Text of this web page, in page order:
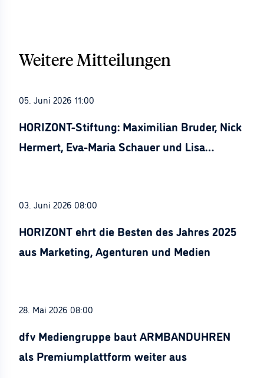
Weitere Mitteilungen
05. Juni 2026 11:00
HORIZONT-Stiftung: Maximilian Bruder, Nick
Hermert, Eva-Maria Schauer und Lisa
03. Juni 2026 08:00
HORIZONT ehrt die Besten des Jahres 2025
aus Marketing, Agenturen und Medien
28. Mai 2026 08:00
dfv Mediengruppe baut ARMBANDUHREN
als Premiumplattform weiter aus